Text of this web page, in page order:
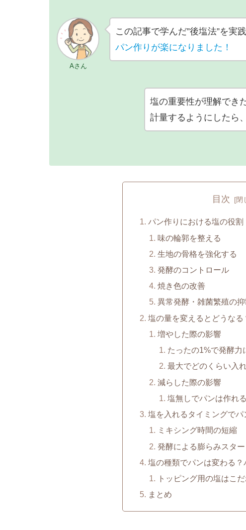
Aさん
この記事で学んだ”後塩法”を実
パン作りが楽になりました！
塩の重要性が理解でき
計量するようにしたら、
目次
パン作りにおける塩の役割
味の輪郭を整える
生地の骨格を強化する
発酵のコントロール
焼き色の改善
異常発酵・雑菌繁殖の抑
塩の量を変えるとどうなる
増やした際の影響
たったの1%で発酵力
最大でどのくらい入
減らした際の影響
塩無しでパンは作れ
塩を入れるタイミングでパ
ミキシング時間の短縮
発酵による膨らみスタ
塩の種類でパンは変わる
トッピング用の塩はこだ
まとめ